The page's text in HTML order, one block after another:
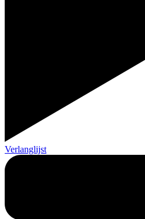
Verlanglijst